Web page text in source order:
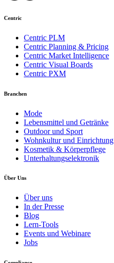
Centric
Centric PLM
Centric Planning & Pricing
Centric Market Intelligence
Centric Visual Boards
Centric PXM
Branchen
Mode
Lebensmittel und Getränke
Outdoor und Sport
Wohnkultur und Einrichtung
Kosmetik & Körperpflege
Unterhaltungselektronik
Über Uns
Über uns
In der Presse
Blog
Lern-Tools
Events und Webinare
Jobs